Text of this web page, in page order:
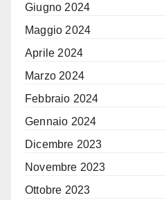
Giugno 2024
Maggio 2024
Aprile 2024
Marzo 2024
Febbraio 2024
Gennaio 2024
Dicembre 2023
Novembre 2023
Ottobre 2023